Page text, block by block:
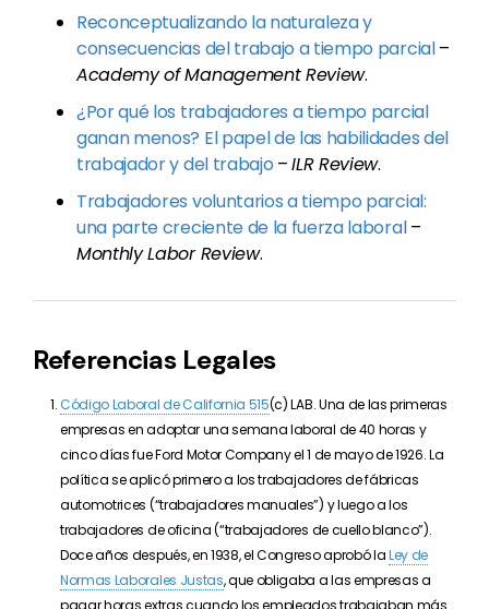
Reconceptualizando la naturaleza y
consecuencias del trabajo a tiempo parcial–
Academy of Management Review.
¿Por qué los trabajadores a tiempo parcial
ganan menos? El papel de las habilidades del
trabajador y del trabajo–ILR Review.
Trabajadores voluntarios a tiempo parcial:
una parte creciente de la fuerza laboral–
Monthly Labor Review.
Referencias Legales
Código Laboral de California 515(c) LAB. Una de las primeras
empresas en adoptar una semana laboral de 40 horas y
cinco días fue Ford Motor Company el 1 de mayo de 1926. La
política se aplicó primero a los trabajadores de fábricas
automotrices (“trabajadores manuales”) y luego a los
trabajadores de oficina (“trabajadores de cuello blanco”).
Doce años después, en 1938, el Congreso aprobó laLey de
Normas Laborales Justas, que obligaba a las empresas a
pagar horas extras cuando los empleados trabajaban más